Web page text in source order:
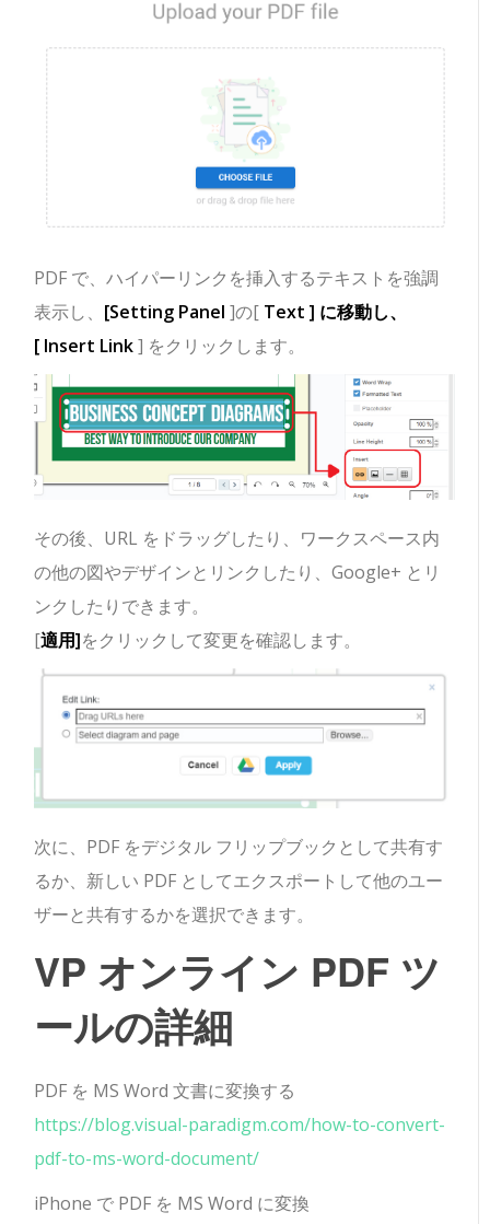
PDF で、ハイパーリンクを挿入するテキストを強調
表示し、 [Setting Panel ]の[ Text ] に移動し、
[ Insert Link] をクリックします。
その後、URL をドラッグしたり、ワークスペース内
の他の図やデザインとリンクしたり、Google+ とリ
ンクしたりできます。
[適用]をクリックして変更を確認します。
次に、PDF をデジタル フリップブックとして共有す
るか、新しい PDF としてエクスポートして他のユー
ザーと共有するかを選択できます。
VP オンライン PDF ツ
ールの詳細
PDF を MS Word 文書に変換する
https://blog.visual-paradigm.com/how-to-convert-
pdf-to-ms-word-document/
iPhone で PDF を MS Word に変換